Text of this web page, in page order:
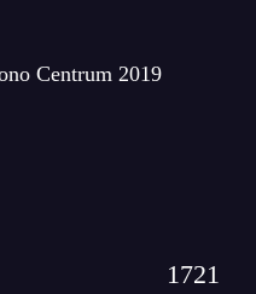
Centrum 2019
1721